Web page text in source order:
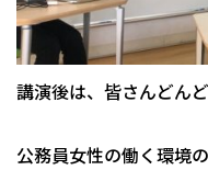
講演後は、皆さんどん
公務員女性の働く環境